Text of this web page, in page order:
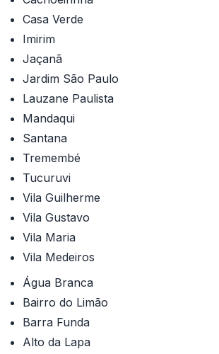
Casa Verde
Imirim
Jaçanã
Jardim São Paulo
Lauzane Paulista
Mandaqui
Santana
Tremembé
Tucuruvi
Vila Guilherme
Vila Gustavo
Vila Maria
Vila Medeiros
Água Branca
Bairro do Limão
Barra Funda
Alto da Lapa